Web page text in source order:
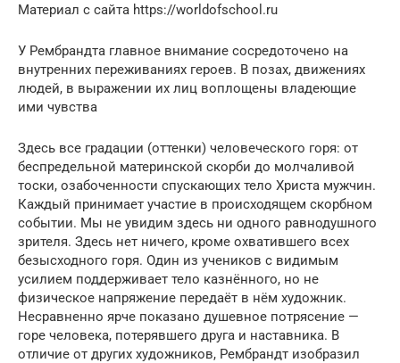
Материал с сайта https://worldofschool.ru
У Рембрандта главное внимание сосредоточено на
внутренних переживаниях героев. В позах, движе­ниях
людей, в выражении их лиц воплощены вла­деющие
ими чувства
Здесь все градации (оттенки) человеческого горя: от
беспредельной материнской скорби до молчаливой
тоски, озабоченности спускаю­щих тело Христа мужчин.
Каждый принимает учас­тие в происходящем скорбном
событии. Мы не уви­дим здесь ни одного равнодушного
зрителя. Здесь нет ничего, кроме охватившего всех
безысходного горя. Один из учеников с видимым
усилием поддержива­ет тело казнённого, но не
физическое напряжение передаёт в нём художник.
Несравненно ярче показа­но душевное потрясение —
горе человека, потеряв­шего друга и наставника. В
отличие от других ху­дожников, Рембрандт изобразил